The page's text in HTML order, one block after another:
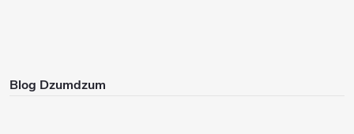
Blog Dzumdzum